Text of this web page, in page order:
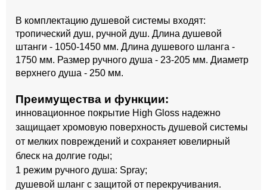
В комплектацию душевой системы входят:
тропический душ, ручной душ. Длина душевой
штанги - 1050-1450 мм. Длина душевого шланга -
1750 мм. Размер ручного душа - 23-205 мм. Диаметр
верхнего душа - 250 мм.
Преимущества и функции:
инновационное покрытие High Gloss надежно
защищает хромовую поверхность душевой системы
от мелких повреждений и сохраняет ювелирный
блеск на долгие годы;
1 режим ручного душа: Spray;
душевой шланг с защитой от перекручивания.